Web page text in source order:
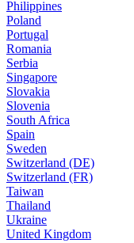
Philippines
Poland
Portugal
Romania
Serbia
Singapore
Slovakia
Slovenia
South Africa
Spain
Sweden
Switzerland (DE)
Switzerland (FR)
Taiwan
Thailand
Ukraine
United Kingdom